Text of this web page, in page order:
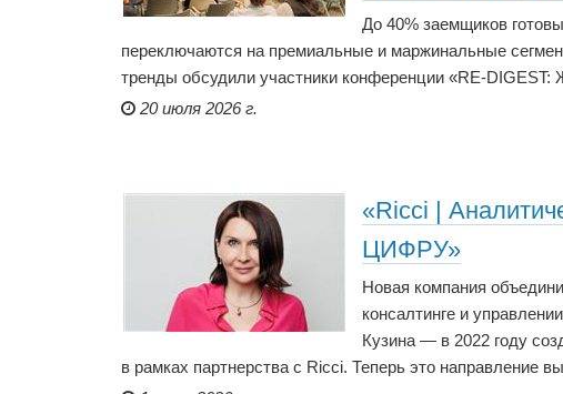
До 40% заемщиков
переключаются на премиальные и маржинальные
тренды обсудили участники конференции «RE-
20 июля 2026 г.
«Ricci |
ЦИФРУ»
Новая компания
консалтинге и
Кузина — в 2022 году
в рамках партнерства с Ricci. Теперь это